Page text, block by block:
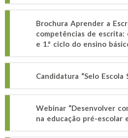
Brochura Aprender a
competências de escrita:
e 1.º ciclo do ensino
Candidatura “Selo Escola
Webinar “Desenvolver
na educação pré-escolar